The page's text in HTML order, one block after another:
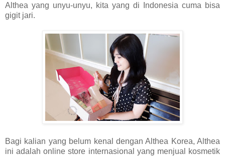
Althea yang unyu-unyu, kita yang di Indonesia cuma bisa
gigit jari.
Bagi kalian yang belum kenal dengan Althea Korea, Althea
ini adalah online store internasional yang menjual kosmetik